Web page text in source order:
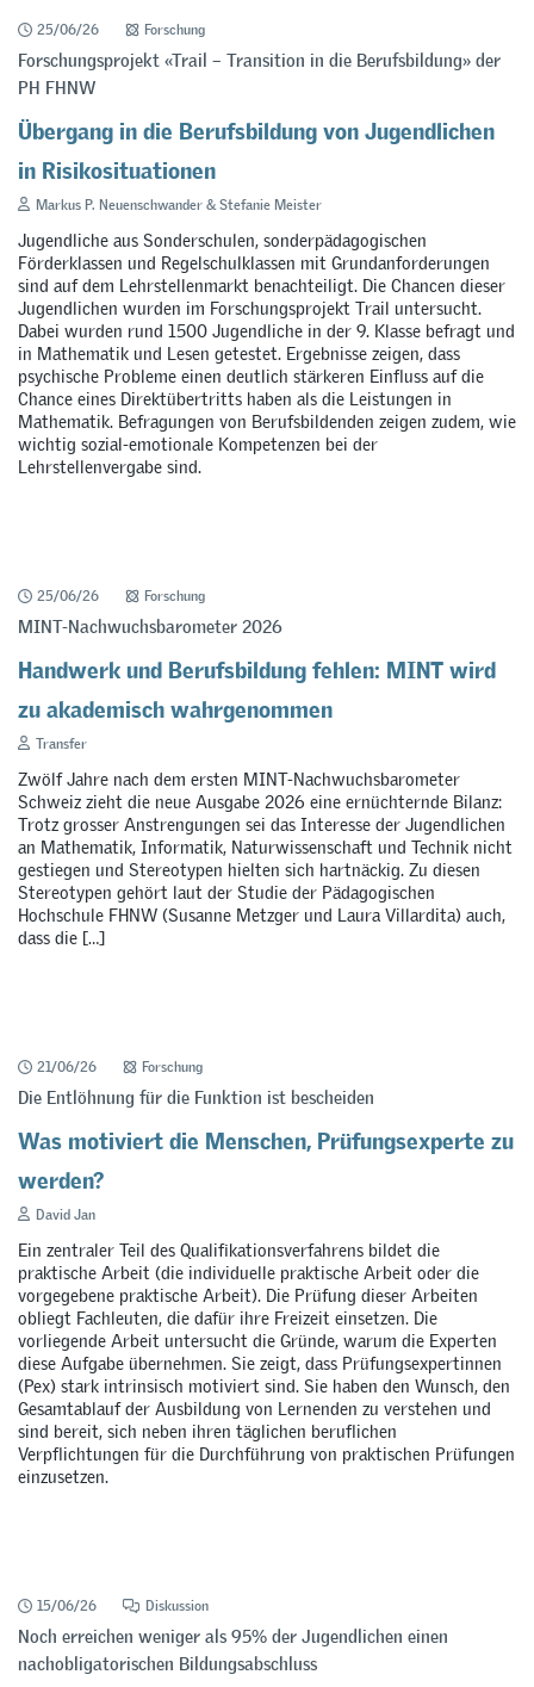
25/06/26 Forschung
Forschungsprojekt «Trail – Transition in die Berufsbildung» der
PH FHNW
Übergang in die Berufsbildung von Jugendlichen
in Risikosituationen
Markus P. Neuenschwander & Stefanie Meister
Jugendliche aus Sonderschulen, sonderpädagogischen
Förderklassen und Regelschulklassen mit Grundanforderungen
sind auf dem Lehrstellenmarkt benachteiligt. Die Chancen dieser
Jugendlichen wurden im Forschungsprojekt Trail untersucht.
Dabei wurden rund 1500 Jugendliche in der 9. Klasse befragt und
in Mathematik und Lesen getestet. Ergebnisse zeigen, dass
psychische Probleme einen deutlich stärkeren Einfluss auf die
Chance eines Direktübertritts haben als die Leistungen in
Mathematik. Befragungen von Berufsbildenden zeigen zudem, wie
wichtig sozial-emotionale Kompetenzen bei der
Lehrstellenvergabe sind.
25/06/26 Forschung
MINT-Nachwuchsbarometer 2026
Handwerk und Berufsbildung fehlen: MINT wird
zu akademisch wahrgenommen
Transfer
Zwölf Jahre nach dem ersten MINT-Nachwuchsbarometer
Schweiz zieht die neue Ausgabe 2026 eine ernüchternde Bilanz:
Trotz grosser Anstrengungen sei das Interesse der Jugendlichen
an Mathematik, Informatik, Naturwissenschaft und Technik nicht
gestiegen und Stereotypen hielten sich hartnäckig. Zu diesen
Stereotypen gehört laut der Studie der Pädagogischen
Hochschule FHNW (Susanne Metzger und Laura Villardita) auch,
dass die […]
21/06/26 Forschung
Die Entlöhnung für die Funktion ist bescheiden
Was motiviert die Menschen, Prüfungsexperte zu
werden?
David Jan
Ein zentraler Teil des Qualifikationsverfahrens bildet die
praktische Arbeit (die individuelle praktische Arbeit oder die
vorgegebene praktische Arbeit). Die Prüfung dieser Arbeiten
obliegt Fachleuten, die dafür ihre Freizeit einsetzen. Die
vorliegende Arbeit untersucht die Gründe, warum die Experten
diese Aufgabe übernehmen. Sie zeigt, dass Prüfungsexpertinnen
(Pex) stark intrinsisch motiviert sind. Sie haben den Wunsch, den
Gesamtablauf der Ausbildung von Lernenden zu verstehen und
sind bereit, sich neben ihren täglichen beruflichen
Verpflichtungen für die Durchführung von praktischen Prüfungen
einzusetzen.
15/06/26 Diskussion
Noch erreichen weniger als 95% der Jugendlichen einen
nachobligatorischen Bildungsabschluss